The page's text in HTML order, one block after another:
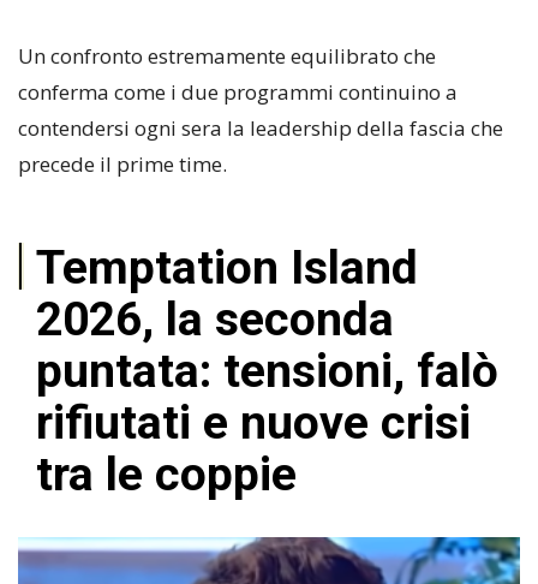
Un confronto estremamente equilibrato che
conferma come i due programmi continuino a
contendersi ogni sera la leadership della fascia che
precede il prime time.
Temptation Island
2026, la seconda
puntata: tensioni, falò
rifiutati e nuove crisi
tra le coppie